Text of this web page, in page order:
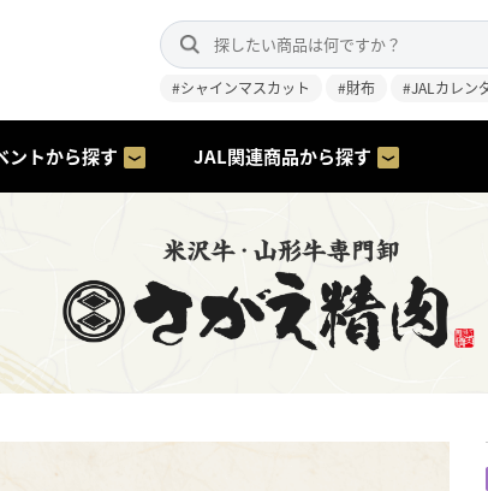
#シャインマスカット #財布 #JALカレン
ントから探す JAL関連商品から探す